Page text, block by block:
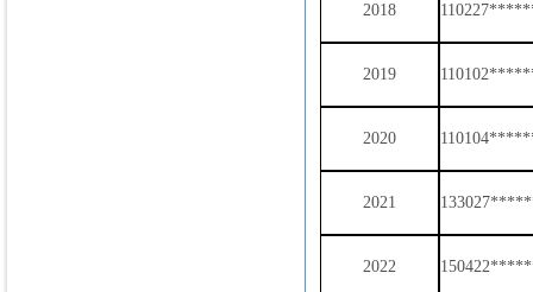
2018
2019
2020
2021
2022